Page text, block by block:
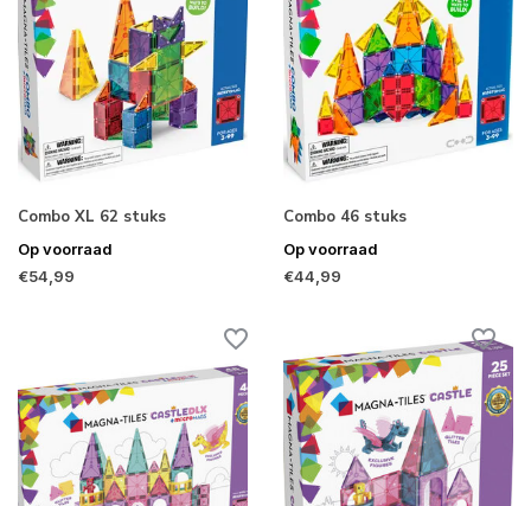
Combo XL 62 stuks
Op voorraad
€54,99
Combo 46 stuks
Op voorraad
€44,99